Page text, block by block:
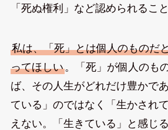
「死ぬ権利」など認められるこ
私は、「死」とは個人のものだ
ってほしい。「死」が個人のも
ば、その人生がどれだけ豊かで
ている」のではなく「生かされ
えない。「生きている」と感じ